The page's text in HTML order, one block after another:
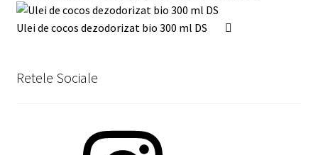
Ulei de cocos dezodorizat bio 300 ml DS
Retele Sociale